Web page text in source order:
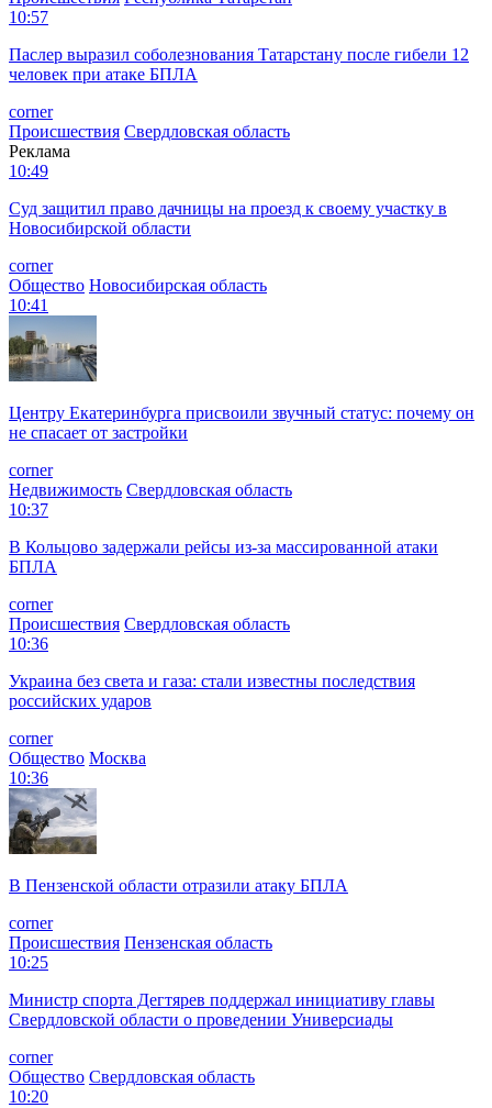
10:57
Паслер выразил соболезнования Татарстану после гибели 12
человек при атаке БПЛА
corner
Происшествия Свердловская область
Реклама
10:49
Суд защитил право дачницы на проезд к своему участку в
Новосибирской области
corner
Общество Новосибирская область
10:41
Центру Екатеринбурга присвоили звучный статус: почему он
не спасает от застройки
corner
Недвижимость Свердловская область
10:37
В Кольцово задержали рейсы из-за массированной атаки
БПЛА
corner
Происшествия Свердловская область
10:36
Украина без света и газа: стали известны последствия
российских ударов
corner
Общество Москва
10:36
В Пензенской области отразили атаку БПЛА
corner
Происшествия Пензенская область
10:25
Министр спорта Дегтярев поддержал инициативу главы
Свердловской области о проведении Универсиады
corner
Общество Свердловская область
10:20